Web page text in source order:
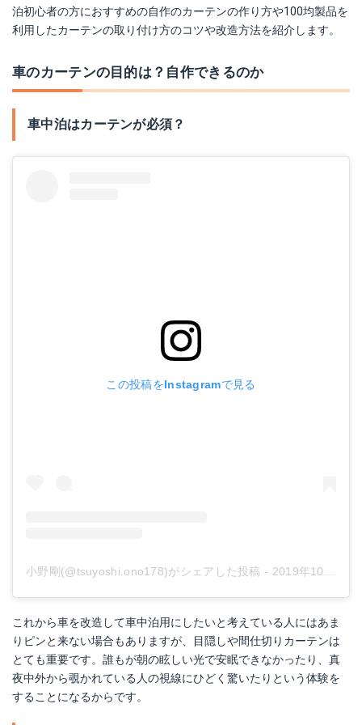
Hemmotop 黒 布
泊初心者の方におすすめの自作のカーテンの作り方や100均製品を
利用したカーテンの取り付け方のコツや改造方法を紹介します。
車のカーテンの目的は？自作できるのか
車中泊はカーテンが必須？
この投稿をInstagramで見る
小野剛(@tsuyoshi.ono178)がシェアした投稿 - 2019年10月月26日午後11時46分PDT
これから車を改造して車中泊用にしたいと考えている人にはあま
りピンと来ない場合もありますが、目隠しや間仕切りカーテンは
とても重要です。誰もが朝の眩しい光で安眠できなかったり、真
夜中外から覗かれている人の視線にひどく驚いたりという体験を
することになるからです。